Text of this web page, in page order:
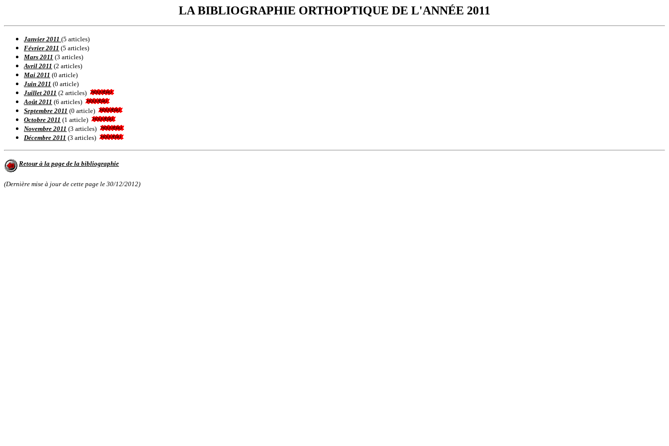
LA BIBLIOGRAPHIE ORTHOPTIQUE DE L'ANNÉE 2011
Janvier 2011 (5 articles)
Février 2011 (5 articles)
Mars 2011 (3 articles)
Avril 2011 (2 articles)
Mai 2011 (0 article)
Juin 2011 (0 article)
Juillet 2011 (2 articles)
Août 2011 (6 articles)
Septembre 2011 (0 article)
Octobre 2011 (1 article)
Novembre 2011 (3 articles)
Décembre 2011 (3 articles)
Retour à la page de la bibliographie
(Dernière mise à jour de cette page le 30/12/2012)